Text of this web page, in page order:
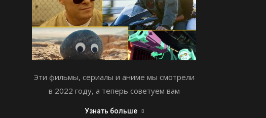
Эти фильмы, сериалы и аниме мы смотрели
в 2022 году, а теперь советуем вам
Узнать больше